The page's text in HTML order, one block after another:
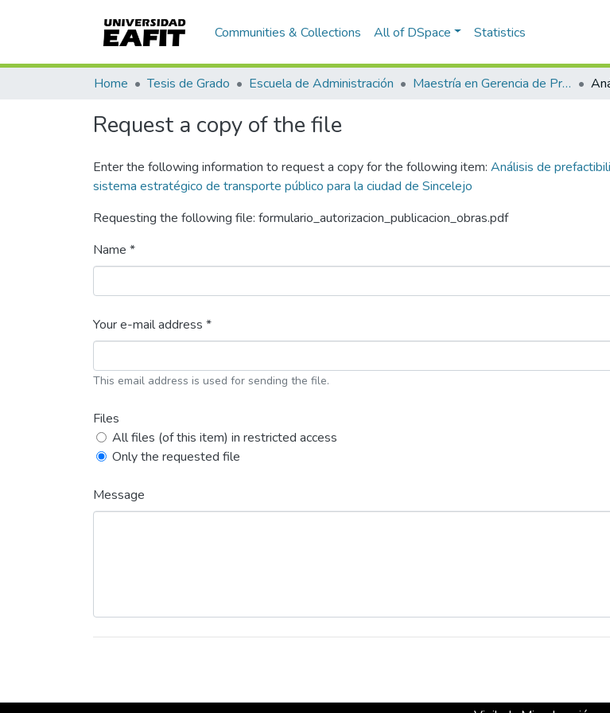
Communities & Collections All of DSpace Statistics
Home Tesis de Grado Escuela de Administración Maestría en Gerencia de Proyectos (Tesis)
Request a copy of the file
Enter the following information to request a copy for the following item: Análisis de
sistema estratégico de transporte público para la ciudad de Sincelejo
Requesting the following file: formulario_autorizacion_publicacion_obras.pdf
Name *
Your e-mail address *
This email address is used for sending the file.
Files
All files (of this item) in restricted access
Only the requested file
Message